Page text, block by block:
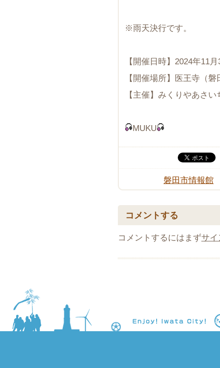
※雨天決行です。
【開催日時】2024年11
【開催場所】医王寺（
【主催】みくりやあさ
MUKU
磐田市情報館
コメントする
コメントするにはまずサイ